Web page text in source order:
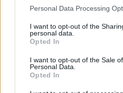
Personal Data Processing
I want to opt-out of the
personal data.
Opted In
I want to opt-out of the Sale
Personal Data.
Opted In
circunvalación hasta la
Kraus, entrando por el
finalizar en la parada de la calle
Peñate, junto al centro
público durante las fiestas
con más comodidad con